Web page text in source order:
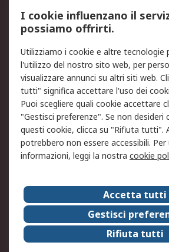
Legale
Informativa Cookie
Email Security
Condizioni di vendita
Etica e responsabilità
Chi Siamo
Chi Siamo
Supporto
ESG
Carriere
RS
Press Centre
I cookie influenzano il
possiamo offrirti.
Utilizziamo i cookie e altre tecnologie
l'utilizzo del nostro sito web, per
visualizzare annunci su altri siti web.
tutti" significa accettare l'uso dei
Puoi scegliere quali cookie accettare
"Gestisci preferenze". Se non desideri
questi cookie, clicca su "Rifiuta tutti".
potrebbero non essere accessibili.
informazioni, leggi la nostra cookie
Accetta tutti
Gestisci
Rifiuta tutti